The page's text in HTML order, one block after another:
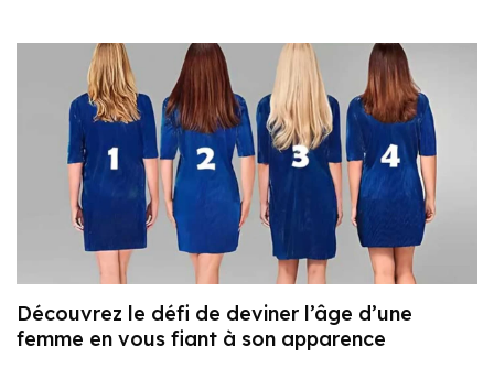
Découvrez le défi de deviner l’âge d’une
femme en vous fiant à son apparence